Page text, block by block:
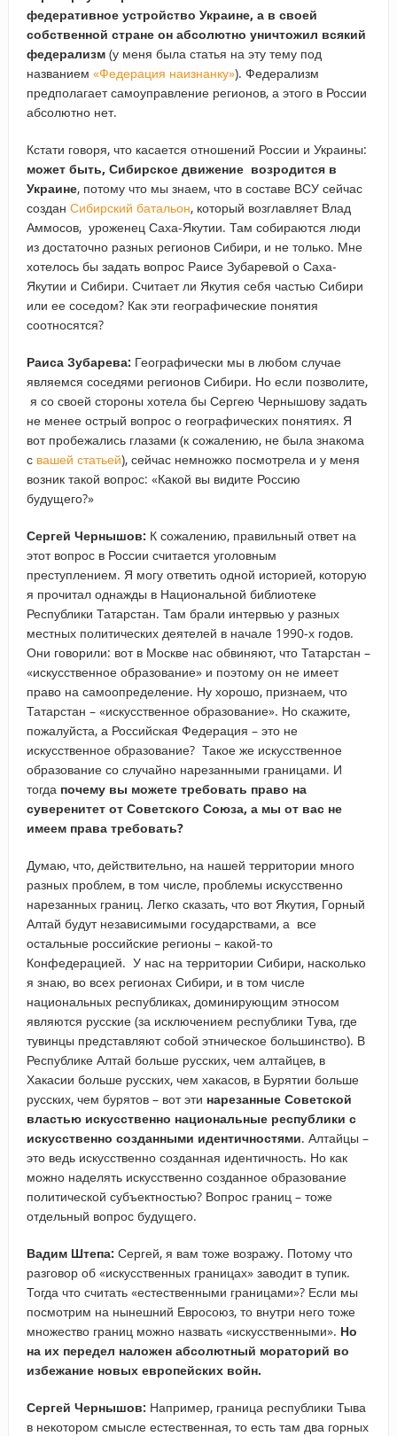
федеративное устройство Украине, а в своей
собственной стране он абсолютно уничтожил всякий
федерализм(у меня была статья на эту тему под
названием «Федерация наизнанку»). Федерализм
предполагает самоуправление регионов, а этого в России
абсолютно нет.
Кстати говоря, что касается отношений России и Украины:
может быть, Сибирское движение возродится в
Украине, потому что мы знаем, что в составе ВСУ сейчас
создан Сибирский батальон, который возглавляет Влад
Аммосов, уроженец Саха-Якутии. Там собираются люди
из достаточно разных регионов Сибири, и не только. Мне
хотелось бы задать вопрос Раисе Зубаревой о Саха-
Якутии и Сибири. Считает ли Якутия себя частью Сибири
или ее соседом? Как эти географические понятия
соотносятся?
Раиса Зубарева: Географически мы в любом случае
являемся соседями регионов Сибири. Но если позволите,
я со своей стороны хотела бы Сергею Чернышову задать
не менее острый вопрос о географических понятиях. Я
вот пробежались глазами (к сожалению, не была знакома
с вашей статьей), сейчас немножко посмотрела и у меня
возник такой вопрос: «Какой вы видите Россию
будущего?»
Сергей Чернышов: К сожалению, правильный ответ на
этот вопрос в России считается уголовным
преступлением. Я могу ответить одной историей, которую
я прочитал однажды в Национальной библиотеке
Республики Татарстан. Там брали интервью у разных
местных политических деятелей в начале 1990-х годов.
Они говорили: вот в Москве нас обвиняют, что Татарстан –
«искусственное образование» и поэтому он не имеет
право на самоопределение. Ну хорошо, признаем, что
Татарстан – «искусственное образование». Но скажите,
пожалуйста, а Российская Федерация – это не
искусственное образование? Такое же искусственное
образование со случайно нарезанными границами. И
тогда почему вы можете требовать право на
суверенитет от Советского Союза, а мы от вас не
имеем права требовать?
Думаю, что, действительно, на нашей территории много
разных проблем, в том числе, проблемы искусственно
нарезанных границ. Легко сказать, что вот Якутия, Горный
Алтай будут независимыми государствами, а все
остальные российские регионы – какой-то
Конфедерацией. У нас на территории Сибири, насколько
я знаю, во всех регионах Сибири, и в том числе
национальных республиках, доминирующим этносом
являются русские (за исключением республики Тува, где
тувинцы представляют собой этническое большинство). В
Республике Алтай больше русских, чем алтайцев, в
Хакасии больше русских, чем хакасов, в Бурятии больше
русских, чем бурятов – вот эти нарезанные Советской
властью искусственно национальные республики с
искусственно созданными идентичностями. Алтайцы –
это ведь искусственно созданная идентичность. Но как
можно наделять искусственно созданное образование
политической субъектностью? Вопрос границ – тоже
отдельный вопрос будущего.
Вадим Штепа: Сергей, я вам тоже возражу. Потому что
разговор об «искусственных границах» заводит в тупик.
Тогда что считать «естественными границами»? Если мы
посмотрим на нынешний Евросоюз, то внутри него тоже
множество границ можно назвать «искусственными». Но
на их передел наложен абсолютный мораторий во
избежание новых европейских войн.
Сергей Чернышов: Например, граница республики Тыва
в некотором смысле естественная, то есть там два горных